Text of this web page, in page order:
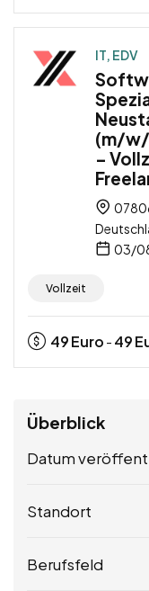
IT, EDV
(m/w/
–
03/
Vollzeit
49Euro - 49
Überblick
Datum
Standort
Berufsfeld